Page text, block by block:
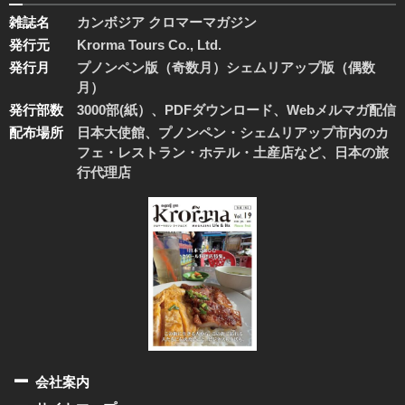
雑誌名
カンボジア クロマーマガジン
発行元
Krorma Tours Co., Ltd.
発行月
プノンペン版（奇数月）シェムリアップ版（偶数
月）
発行部数
3000部(紙）、PDFダウンロード、Webメルマガ配信
配布場所
日本大使館、プノンペン・シェムリアップ市内のカ
フェ・レストラン・ホテル・土産店など、日本の旅
行代理店
会社案内